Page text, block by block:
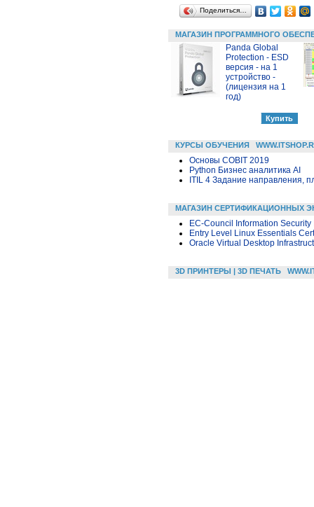
Поделиться…
МАГАЗИН ПРОГРАММНОГО
Panda Global
Protection - ESD
версия - на 1
устройство -
(лицензия на 1
год)
КУРСЫ ОБУЧЕНИЯ
Основы COBIT 2019
Python Бизнес аналитика AI
ITIL 4 Задание направления,
МАГАЗИН СЕРТИФИКАЦИОННЫХ
EC-Council Information Security
Entry Level Linux Essentials
Oracle Virtual Desktop
3D ПРИНТЕРЫ | 3D ПЕЧАТЬ